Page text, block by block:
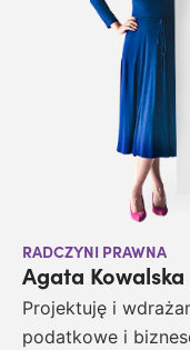
RADCZYNI PRAWNA
Agata Kowalska
Projektuję i
podatkowe i